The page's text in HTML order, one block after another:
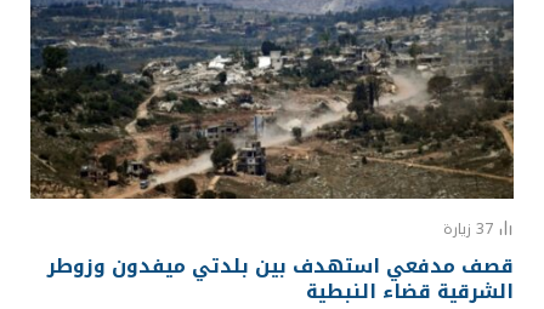
37 زيارة
قصف مدفعي استهدف بين بلدتي ميفدون وزوطر
الشرقية قضاء النبطية